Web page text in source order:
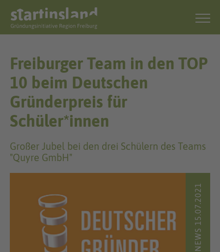
Freiburger Team in den TOP
10 beim Deutschen
Gründerpreis für
Schüler*innen
Großer Jubel bei den drei Schülern des Teams
"Quyre GmbH"
NEWS 15.07.2021